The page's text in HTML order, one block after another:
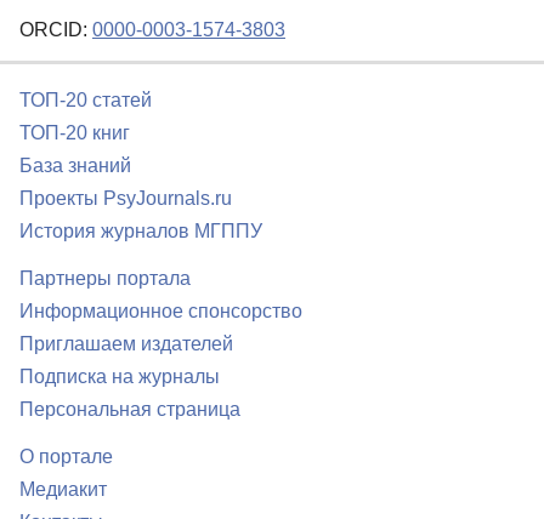
ORCID: 0000-0003-1574-3803
ТОП-20 статей
ТОП-20 книг
База знаний
Проекты PsyJournals.ru
История журналов МГППУ
Партнеры портала
Информационное спонсорство
Приглашаем издателей
Подписка на журналы
Персональная страница
О портале
Медиакит